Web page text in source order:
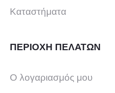
Καταστήματα
ΠΕΡΙΟΧΗ ΠΕΛΑΤΩΝ
Ο λογαριασμός μου